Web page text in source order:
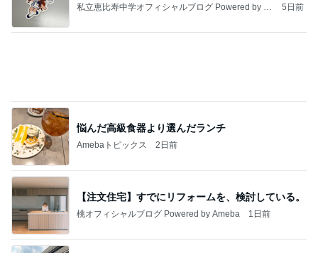
私立恵比寿中学オフィシャルブログ Powered by A
5日前
悩んだ高級食器より選んだランチ
Amebaトピックス 2日前
【注文住宅】すでにリフォームを、検討している。
桃オフィシャルブログ Powered by Ameba 1日前